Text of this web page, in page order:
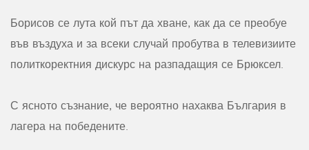
Борисов се лута кой път да хване, как да се преобуе
във въздуха и за всеки случай пробутва в телевизиите
политкоректния дискурс на разпадащия се Брюксел.
С ясното съзнание, че вероятно нахаква България в
лагера на победените.